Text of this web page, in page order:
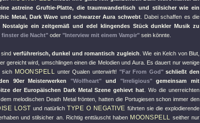
astreine Gruftie-Platte, die traumwanderlisch und stilsicher wie ein
Metal, Dark Wave und schwarzer Aura schwebt. Dabei schaffen es die
Nostalgie ein zeitgemäß und edel klingendes Stück dunkler Musik zu
finster die Nacht" oder "Interview mit einem Vampir" sein könnte.
verführerisch, dunkel und romantisch zugleich . Wie ein Kelch von Blut,
gereicht wird, umschlingen einen die Melodien und Aura. Es dauert nur wenige
sich MOONSPELL unter Qualen unterwirft! "Far From God" schließt den
90er Meisterwerken"Wolfheart" und "Irreligious"gemeinsam mit
der Europäischen Dark Metal Szene gehievt hat . Wo die unerreichten
melodischen Death Metal frönten, hatten die Portugiesen schon immer den
LOST und natürlichTYPE O NEGATIVE führten sie die explodierende
und stilsicher an. Richtig enttäuscht haben MOONSPELL seither nur